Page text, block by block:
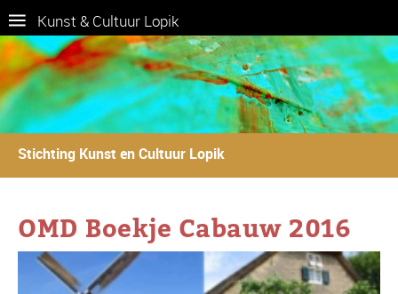
Kunst & Cultuur Lopik
Stichting Kunst en Cultuur Lopik
OMD Boekje Cabauw 2016